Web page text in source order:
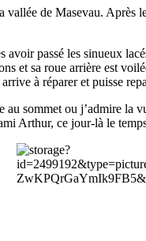
de Masevau. Après
avoir passé les sinueux
et sa roue arrière est
à réparer et puisse
au sommet ou j’admire la
Arthur, ce jour-là le